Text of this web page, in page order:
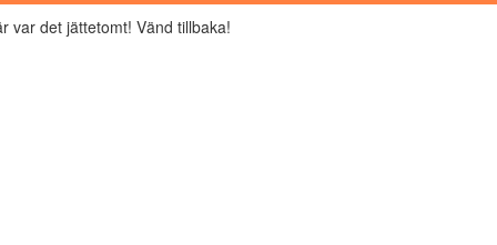
var det jättetomt! Vänd tillbaka!